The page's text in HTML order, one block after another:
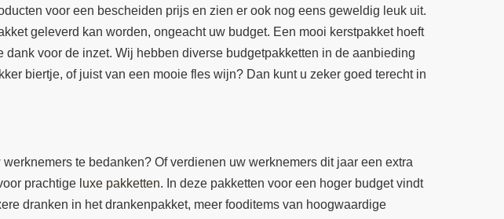
voor een bescheiden prijs en zien er ook nog eens geweldig leuk uit.
geleverd kan worden, ongeacht uw budget. Een mooi kerstpakket hoeft
voor de inzet. Wij hebben diverse budgetpakketten in de aanbieding
biertje, of juist van een mooie fles wijn? Dan kunt u zeker goed terecht in
te bedanken? Of verdienen uw werknemers dit jaar een extra
prachtige luxe pakketten. In deze pakketten voor een hoger budget vindt
dranken in het drankenpakket, meer fooditems van hoogwaardige